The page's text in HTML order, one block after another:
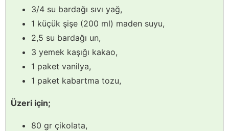
3/4 su bardağı sıvı yağ,
1 küçük şişe (200 ml) maden suyu,
2,5 su bardağı un,
3 yemek kaşığı kakao,
1 paket vanilya,
1 paket kabartma tozu,
Üzeri için;
80 gr çikolata,